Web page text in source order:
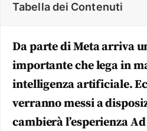
Tabella dei Contenuti
Da parte di Meta arriva
importante che lega in
intelligenza artificiale.
verranno messi a
cambierà l’esperienza